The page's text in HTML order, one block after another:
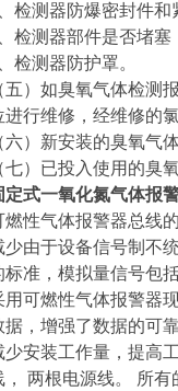
检测器防爆密封件和
检测器部件是否堵塞
检测器防护罩。
五）如臭氧气体检测
进行维修，经维修的
六）新安装的臭氧气
七）已投入使用的臭
定式一氧化氮气体报
燃性气体报警器总线
少由于设备信号制不
标准，模拟量信号包
用可燃性气体报警器
据，增强了数据的可
少安装工作量，提高
， 两根电源线。 所